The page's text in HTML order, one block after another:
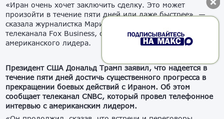
«Иран очень хочет заключить сделку. Это может
произойти в течение пяти дней или даже быстрее», —
сказала журналистка Мария Бартиромо в эфире
телеканала Fox Business, ссылаясь на заявление
американского лидера.
Президент США Дональд Трамп заявил, что надеется в
течение пяти дней достичь существенного прогресса в
прекращении боевых действий с Ираном. Об этом
сообщает телеканал CNBC, который провел телефонное
интервью с американским лидером.